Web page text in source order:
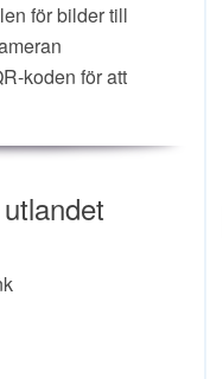
för bilder till
koden för att